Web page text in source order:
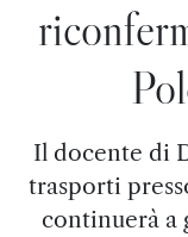
Il docente di
trasporti
continuerà a